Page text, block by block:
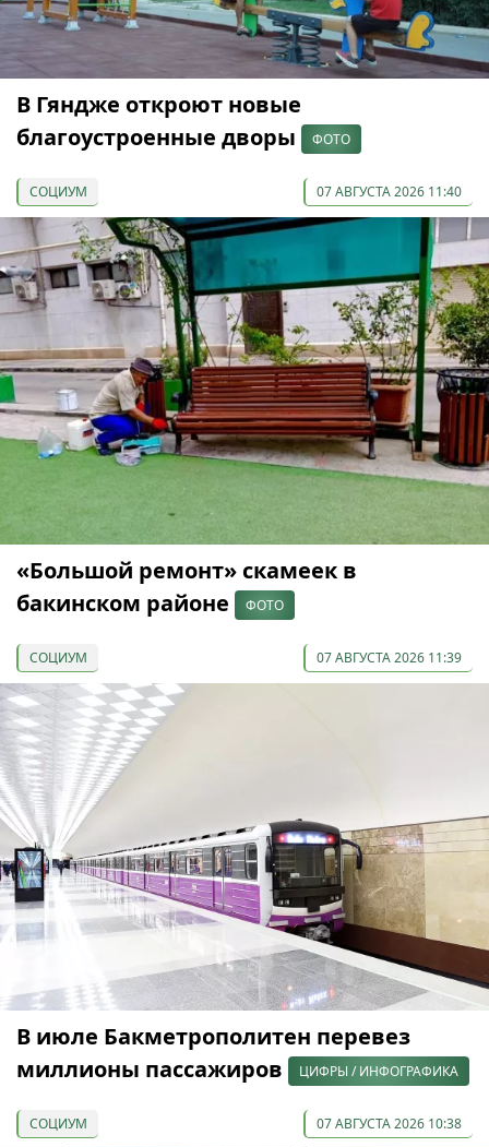
В Гяндже откроют новые
благоустроенные дворы
ФОТО
СОЦИУМ 07 АВГУСТА 2026 11:40
«Большой ремонт» скамеек в
бакинском районе
ФОТО
СОЦИУМ 07 АВГУСТА 2026 11:39
В июле Бакметрополитен перевез
миллионы пассажиров
ЦИФРЫ / ИНФОГРАФИКА
СОЦИУМ 07 АВГУСТА 2026 10:38